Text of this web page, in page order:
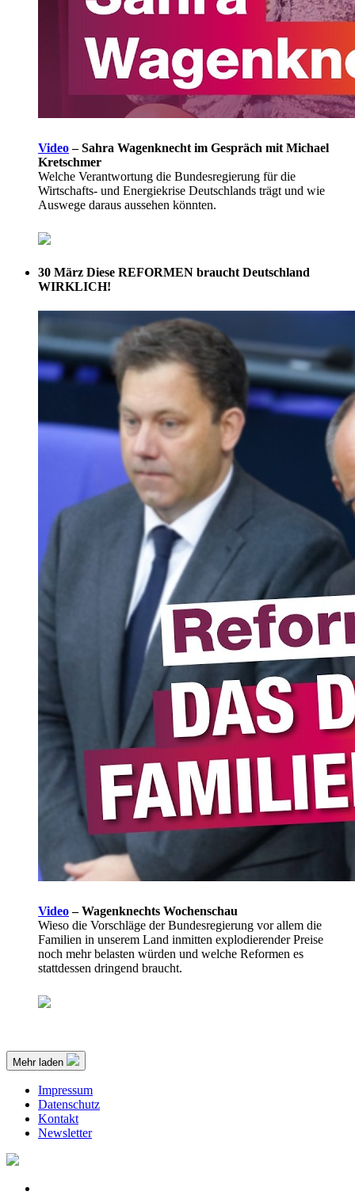
Video– Sahra Wagenknecht im Gespräch mit Michael
Kretschmer
Welche Verantwortung die Bundesregierung für die
Wirtschafts- und Energiekrise Deutschlands trägt und wie
Auswege daraus aussehen könnten.
30 März Diese REFORMEN braucht Deutschland
WIRKLICH!
Video– Wagenknechts Wochenschau
Wieso die Vorschläge der Bundesregierung vor allem die
Familien in unserem Land inmitten explodierender Preise
noch mehr belasten würden und welche Reformen es
stattdessen dringend braucht.
Mehr laden
Impressum
Datenschutz
Kontakt
Newsletter